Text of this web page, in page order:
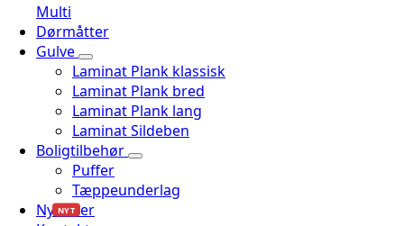
Multi
Dørmåtter
Gulve
Laminat Plank klassisk
Laminat Plank bred
Laminat Plank lang
Laminat Sildeben
Boligtilbehør
Puffer
Tæppeunderlag
Nyheder
NYT